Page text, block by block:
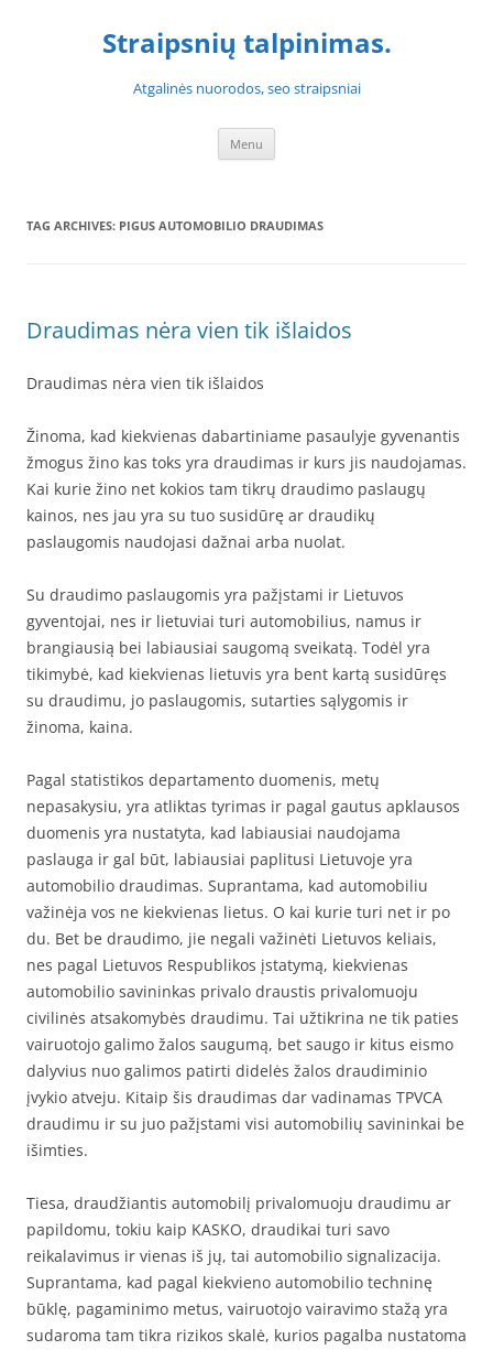
Straipsnių talpinimas.
Atgalinės nuorodos, seo straipsniai
Menu
TAG ARCHIVES: PIGUS AUTOMOBILIO DRAUDIMAS
Draudimas nėra vien tik išlaidos
Draudimas nėra vien tik išlaidos
Žinoma, kad kiekvienas dabartiniame pasaulyje gyvenantis
žmogus žino kas toks yra draudimas ir kurs jis naudojamas.
Kai kurie žino net kokios tam tikrų draudimo paslaugų
kainos, nes jau yra su tuo susidūrę ar draudikų
paslaugomis naudojasi dažnai arba nuolat.
Su draudimo paslaugomis yra pažįstami ir Lietuvos
gyventojai, nes ir lietuviai turi automobilius, namus ir
brangiausią bei labiausiai saugomą sveikatą. Todėl yra
tikimybė, kad kiekvienas lietuvis yra bent kartą susidūręs
su draudimu, jo paslaugomis, sutarties sąlygomis ir
žinoma, kaina.
Pagal statistikos departamento duomenis, metų
nepasakysiu, yra atliktas tyrimas ir pagal gautus apklausos
duomenis yra nustatyta, kad labiausiai naudojama
paslauga ir gal būt, labiausiai paplitusi Lietuvoje yra
automobilio draudimas. Suprantama, kad automobiliu
važinėja vos ne kiekvienas lietus. O kai kurie turi net ir po
du. Bet be draudimo, jie negali važinėti Lietuvos keliais,
nes pagal Lietuvos Respublikos įstatymą, kiekvienas
automobilio savininkas privalo draustis privalomuoju
civilinės atsakomybės draudimu. Tai užtikrina ne tik paties
vairuotojo galimo žalos saugumą, bet saugo ir kitus eismo
dalyvius nuo galimos patirti didelės žalos draudiminio
įvykio atveju. Kitaip šis draudimas dar vadinamas TPVCA
draudimu ir su juo pažįstami visi automobilių savininkai be
išimties.
Tiesa, draudžiantis automobilį privalomuoju draudimu ar
papildomu, tokiu kaip KASKO, draudikai turi savo
reikalavimus ir vienas iš jų, tai automobilio signalizacija.
Suprantama, kad pagal kiekvieno automobilio techninę
būklę, pagaminimo metus, vairuotojo vairavimo stažą yra
sudaroma tam tikra rizikos skalė, kurios pagalba nustatoma